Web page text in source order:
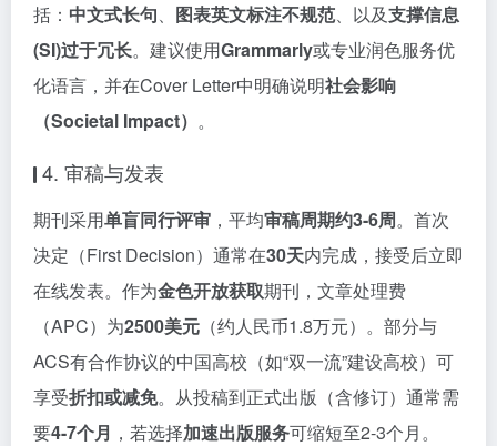
括： 中文式长句、 图表英文标注不规范、以及支撑信息
(SI)过于冗长。建议使用Grammarly或专业润色服务优
化语言，并在Cover Letter中明确说明社会影响
（Societal Impact） 。
4. 审稿与发表
期刊采用单盲同行评审 ，平均审稿周期约3-6周。首次
决定（First Decision）通常在30天内完成，接受后立即
在线发表。作为金色开放获取期刊，文章处理费
（APC）为2500美元 （约人民币1.8万元）。部分与
ACS有合作协议的中国高校（如“双一流”建设高校）可
享受折扣或减免。从投稿到正式出版（含修订）通常需
要4-7个月 ，若选择加速出版服务可缩短至2-3个月。